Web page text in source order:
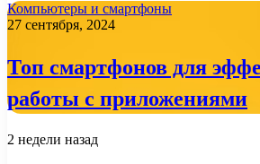
Компьютеры и смартфоны
27 сентября, 2024
Топ смартфонов для
работы с приложениями
2 недели назад